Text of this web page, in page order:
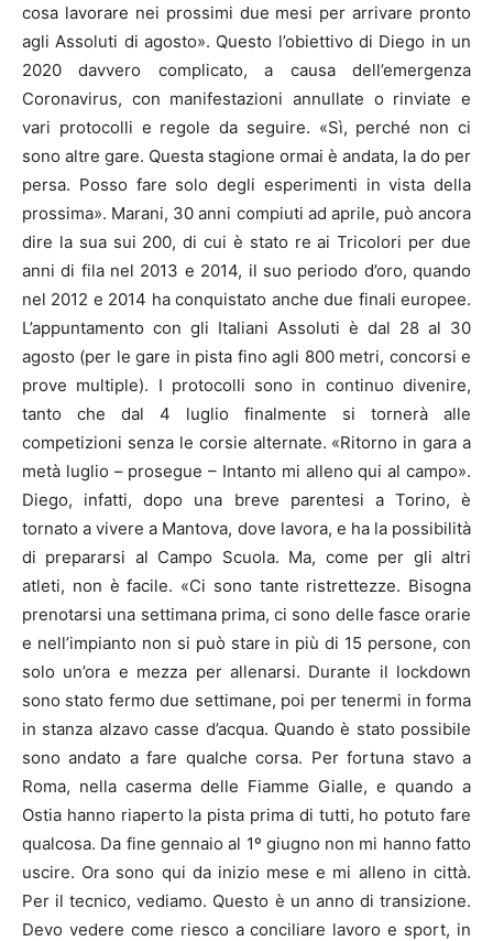
cosa lavorare nei prossimi due mesi per arrivare pronto
agli Assoluti di agosto». Questo l’obiettivo di Diego in un
2020 davvero complicato, a causa dell’emergenza
Coronavirus, con manifestazioni annullate o rinviate e
vari protocolli e regole da seguire. «Sì, perché non ci
sono altre gare. Questa stagione ormai è andata, la do per
persa. Posso fare solo degli esperimenti in vista della
prossima». Marani, 30 anni compiuti ad aprile, può ancora
dire la sua sui 200, di cui è stato re ai Tricolori per due
anni di fila nel 2013 e 2014, il suo periodo d’oro, quando
nel 2012 e 2014 ha conquistato anche due finali europee.
L’appuntamento con gli Italiani Assoluti è dal 28 al 30
agosto (per le gare in pista fino agli 800 metri, concorsi e
prove multiple). I protocolli sono in continuo divenire,
tanto che dal 4 luglio finalmente si tornerà alle
competizioni senza le corsie alternate. «Ritorno in gara a
metà luglio – prosegue – Intanto mi alleno qui al campo».
Diego, infatti, dopo una breve parentesi a Torino, è
tornato a vivere a Mantova, dove lavora, e ha la possibilità
di prepararsi al Campo Scuola. Ma, come per gli altri
atleti, non è facile. «Ci sono tante ristrettezze. Bisogna
prenotarsi una settimana prima, ci sono delle fasce orarie
e nell’impianto non si può stare in più di 15 persone, con
solo un’ora e mezza per allenarsi. Durante il lockdown
sono stato fermo due settimane, poi per tenermi in forma
in stanza alzavo casse d’acqua. Quando è stato possibile
sono andato a fare qualche corsa. Per fortuna stavo a
Roma, nella caserma delle Fiamme Gialle, e quando a
Ostia hanno riaperto la pista prima di tutti, ho potuto fare
qualcosa. Da fine gennaio al 1º giugno non mi hanno fatto
uscire. Ora sono qui da inizio mese e mi alleno in città.
Per il tecnico, vediamo. Questo è un anno di transizione.
Devo vedere come riesco a conciliare lavoro e sport, in